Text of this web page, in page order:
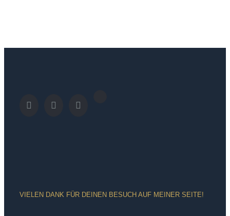
VIELEN DANK FÜR DEINEN BESUCH AUF MEINER SEITE!